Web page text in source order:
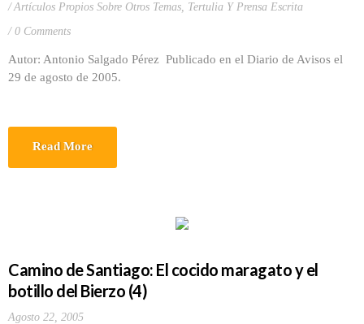
Artículos Propios Sobre Otros Temas, Tertulia Y Prensa Escrita
0 Comments
Autor: Antonio Salgado Pérez Publicado en el Diario de Avisos el
29 de agosto de 2005.
Read More
Camino de Santiago: El cocido maragato y el
botillo del Bierzo (4)
Agosto 22, 2005